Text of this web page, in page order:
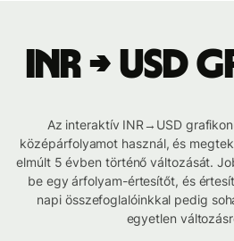
INR →
Az interaktív INR→USD
középárfolyamot használ, és
elmúlt 5 évben történő változását.
be egy árfolyam-értesítőt, és
napi összefoglalóinkkal pedig
egyetlen